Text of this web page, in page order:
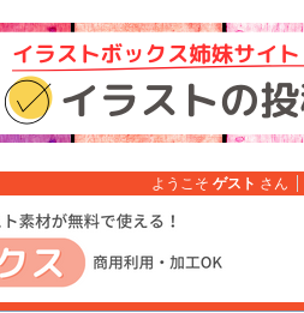
ようこそ ゲスト さん